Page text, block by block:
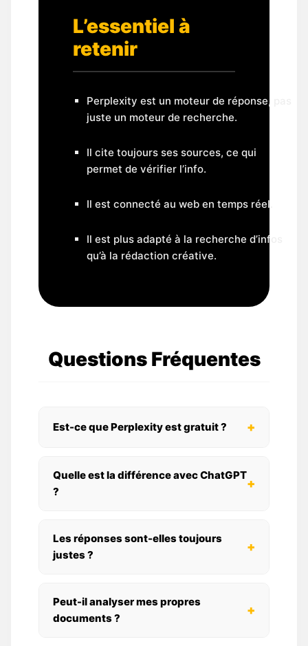
L’essentiel à
retenir
Perplexity est un moteur de réponse, pas
juste un moteur de recherche.
Il cite toujours ses sources, ce qui
permet de vérifier l’info.
Il est connecté au web en temps réel.
Il est plus adapté à la recherche d’infos
qu’à la rédaction créative.
Questions Fréquentes
Est-ce que Perplexity est gratuit ? +
Quelle est la différence avec ChatGPT
?
+
Les réponses sont-elles toujours
justes ?
+
Peut-il analyser mes propres
documents ?
+